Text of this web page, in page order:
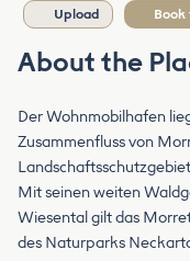
Upload Book
About the
Der Wohnmobilhafen
Zusammenfluss von
Mit seinen weiten
Wiesental gilt das
des Naturparks